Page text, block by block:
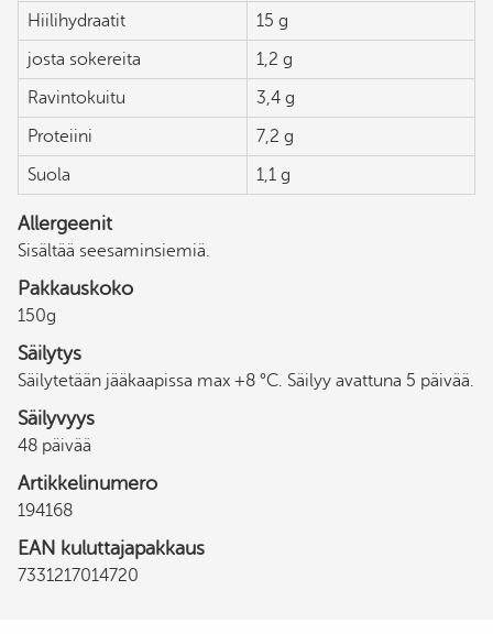
Hiilihydraatit
15 g
josta sokereita
1,2 g
Ravintokuitu
3,4 g
Proteiini
7,2 g
Suola
1,1 g
Allergeenit
Sisältää seesaminsiemiä.
Pakkauskoko
150g
Säilytys
Säilytetään jääkaapissa max +8 °C. Säilyy avattuna 5 päivää.
Säilyvyys
48 päivää
Artikkelinumero
194168
EAN kuluttajapakkaus
7331217014720